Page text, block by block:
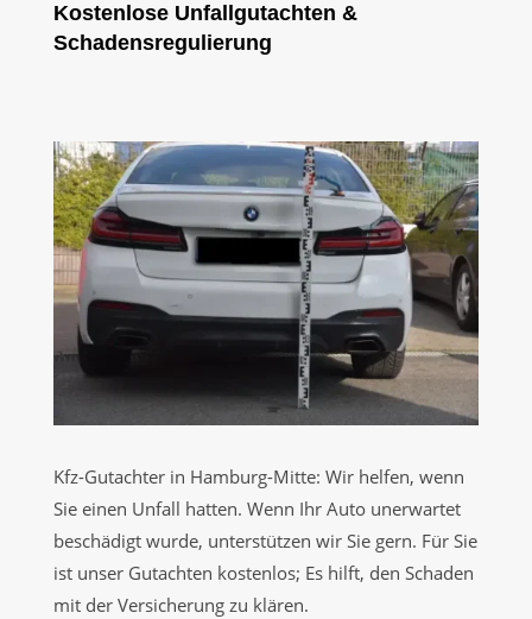
Kostenlose Unfallgutachten &
Schadensregulierung
Kfz-Gutachter in Hamburg-Mitte: Wir helfen, wenn
Sie einen Unfall hatten. Wenn Ihr Auto unerwartet
beschädigt wurde, unterstützen wir Sie gern. Für Sie
ist unser Gutachten kostenlos; Es hilft, den Schaden
mit der Versicherung zu klären.